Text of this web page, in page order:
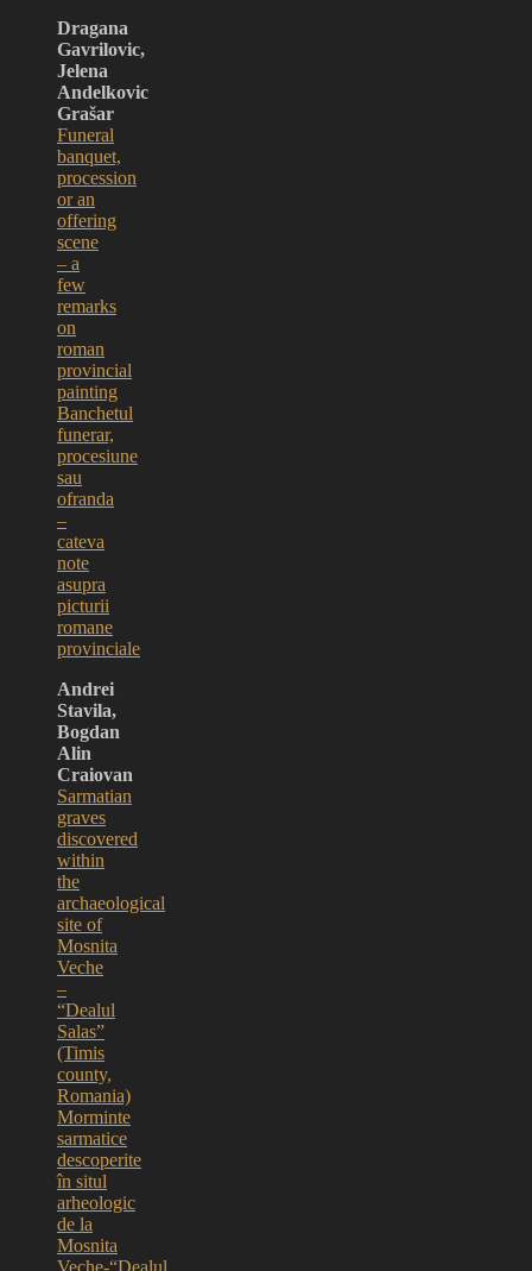
Dragana
Gavrilovic,
Jelena
Andelkovic
Grašar
Funeral
banquet,
procession
or an
offering
scene
– a
few
remarks
on
roman
provincial
painting
Banchetul
funerar,
procesiune
sau
ofranda
–
cateva
note
asupra
picturii
romane
provinciale
Andrei
Stavila,
Bogdan
Alin
Craiovan
Sarmatian
graves
discovered
within
the
archaeological
site of
Mosnita
Veche
–
“Dealul
Salas”
(Timis
county,
Romania)
Morminte
sarmatice
descoperite
în situl
arheologic
de la
Mosnita
Veche-“Dealul